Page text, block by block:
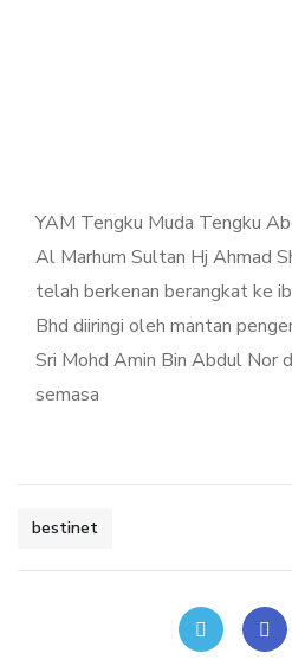
YAM Tengku Muda Tengku
Al Marhum Sultan Hj Ahmad
telah berkenan berangkat ke
Bhd diiringi oleh mantan
Sri Mohd Amin Bin Abdul Nor
semasa
bestinet